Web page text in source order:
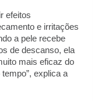
efeitos
e irritações
a pele recebe
de descanso, ela
mais eficaz do
explica a